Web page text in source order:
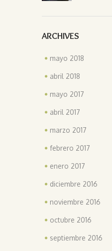
ARCHIVES
mayo 2018
abril 2018
mayo 2017
abril 2017
marzo 2017
febrero 2017
enero 2017
diciembre 2016
noviembre 2016
octubre 2016
septiembre 2016